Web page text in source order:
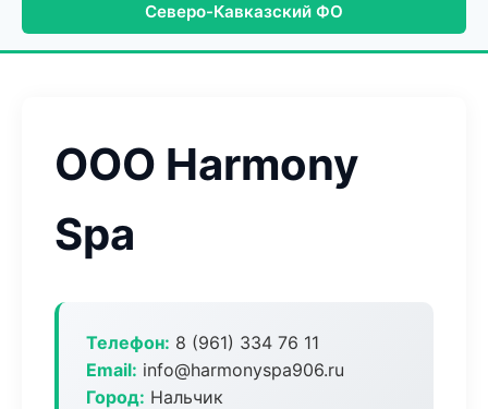
Северо-Кавказский ФО
ООО Harmony
Spa
Телефон: 8 (961) 334 76 11
Email: info@harmonyspa906.ru
Город: Нальчик